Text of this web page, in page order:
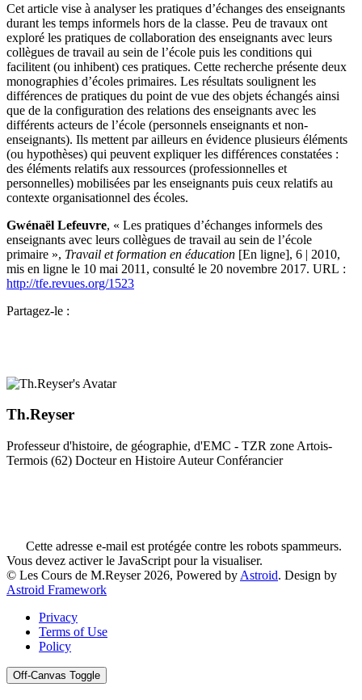
Cet article vise à analyser les pratiques d’échanges des enseignants
durant les temps informels hors de la classe. Peu de travaux ont
exploré les pratiques de collaboration des enseignants avec leurs
collègues de travail au sein de l’école puis les conditions qui
facilitent (ou inhibent) ces pratiques. Cette recherche présente deux
monographies d’écoles primaires. Les résultats soulignent les
différences de pratiques du point de vue des objets échangés ainsi
que de la configuration des relations des enseignants avec les
différents acteurs de l’école (personnels enseignants et non-
enseignants). Ils mettent par ailleurs en évidence plusieurs éléments
(ou hypothèses) qui peuvent expliquer les différences constatées :
des éléments relatifs aux ressources (professionnelles et
personnelles) mobilisées par les enseignants puis ceux relatifs au
contexte organisationnel des écoles.
Gwénaël Lefeuvre, « Les pratiques d’échanges informels des
enseignants avec leurs collègues de travail au sein de l’école
primaire », Travail et formation en éducation [En ligne], 6 | 2010,
mis en ligne le 10 mai 2011, consulté le 20 novembre 2017. URL :
http://tfe.revues.org/1523
Partagez-le :
Th.Reyser
Professeur d'histoire, de géographie, d'EMC - TZR zone Artois-
Termois (62) Docteur en Histoire Auteur Conférancier
Cette adresse e-mail est protégée contre les robots spammeurs.
Vous devez activer le JavaScript pour la visualiser.
© Les Cours de M.Reyser 2026, Powered by Astroid. Design by
Astroid Framework
Privacy
Terms of Use
Policy
Off-Canvas Toggle